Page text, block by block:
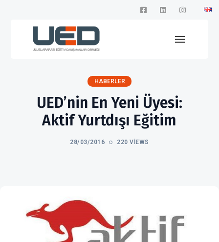
HABERLER
UED’nin En Yeni Üyesi:
Aktif Yurtdışı Eğitim
28/03/2016 220 VIEWS